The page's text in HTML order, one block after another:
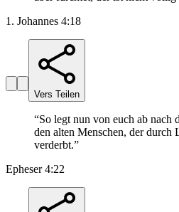
1. Johannes 4:18
Vers Teilen
“So legt nun von euch ab nach
den alten Menschen, der durch
verderbt.”
Epheser 4:22